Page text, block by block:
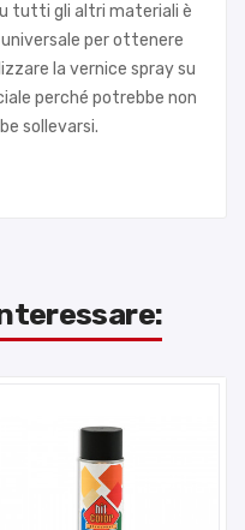
tutti gli altri materiali è
per ottenere
la vernice spray su
perché potrebbe non
sollevarsi.